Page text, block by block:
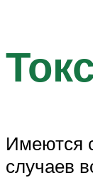
Имеются
случаев